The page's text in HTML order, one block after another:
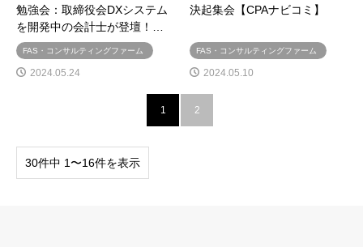
勉強会：取締役会DXシステム
を開発中の会計士が登壇！…
FAS・コンサルティングファーム
2024.05.24
決起集会【CPAナビコミ】
FAS・コンサルティングファーム
2024.05.10
1 2
30件中 1〜16件を表示